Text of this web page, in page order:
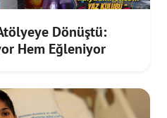
Dönüştü:
Hem Eğleniyor